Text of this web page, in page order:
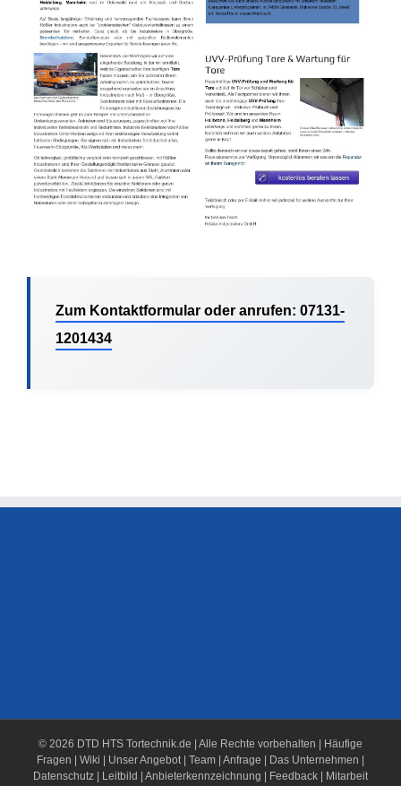
Zum Kontaktformular oder anrufen: 07131-
1201434
© 2026 DTD HTS Tortechnik.de | Alle Rechte vorbehalten |
Häufige
Fragen
Wiki Unser Angebot| Team Anfrage Das Unternehmen
Datenschutz
Leitbild Anbieterkennzeichnung Feedback Mitarbeit